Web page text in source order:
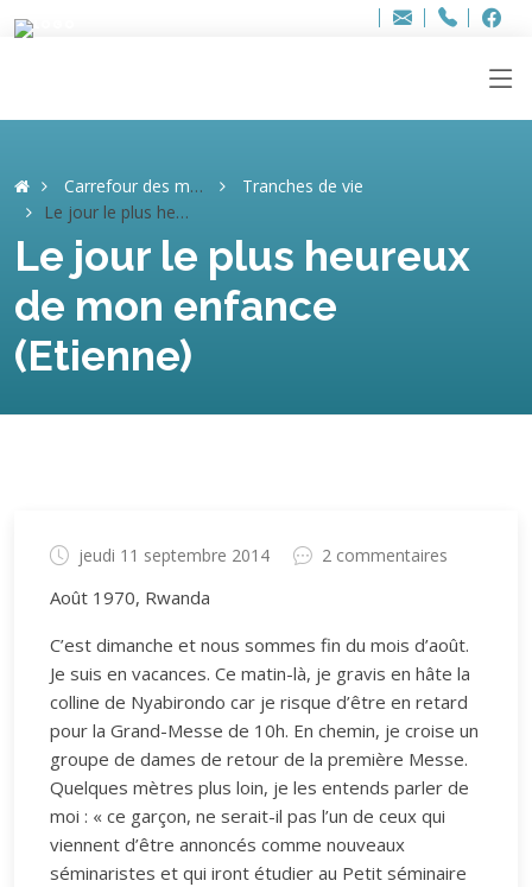
Adresse
info..hâthe..
Tel.
Tel.
Carrefour des mémoires
Tranches de vie
Le jour le plus heureux de mon enfance (Etienne)
Le jour le plus heureux
de mon enfance
(Etienne)
jeudi 11 septembre 2014 2 commentaires
Août 1970, Rwanda
C’est dimanche et nous sommes fin du mois d’août.
Je suis en vacances. Ce matin-là, je gravis en hâte la
colline de Nyabirondo car je risque d’être en retard
pour la Grand-Messe de 10h. En chemin, je croise un
groupe de dames de retour de la première Messe.
Quelques mètres plus loin, je les entends parler de
moi : « ce garçon, ne serait-il pas l’un de ceux qui
viennent d’être annoncés comme nouveaux
séminaristes et qui iront étudier au Petit séminaire